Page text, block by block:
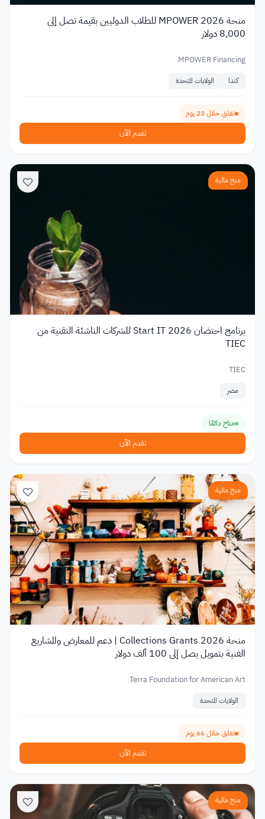
منحة MPOWER 2026 للطلاب الدوليين بقيمة تصل إلى
8,000 دولار
MPOWER Financing
كندا الولايات المتحدة
تغلق خلال 23 يوم
تقدم الآن
منح مالية
برنامج احتضان Start IT 2026 للشركات الناشئة التقنية من
TIEC
TIEC
مصر
متاح دائمًا
تقدم الآن
منح مالية
منحة Collections Grants 2026 | دعم للمعارض والمشاريع
الفنية بتمويل يصل إلى 100 ألف دولار
Terra Foundation for American Art
الولايات المتحدة
تغلق خلال 66 يوم
تقدم الآن
منح مالية